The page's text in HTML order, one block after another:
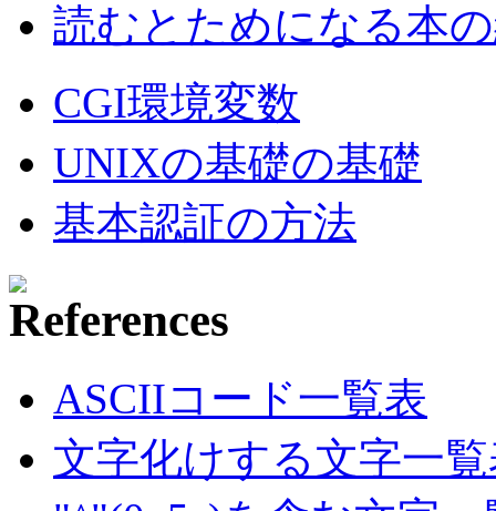
読むとためになる本
CGI環境変数
UNIXの基礎の基礎
基本認証の方法
ASCIIコード一覧表
文字化けする文字一